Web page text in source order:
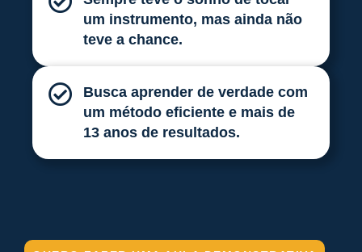
um instrumento, mas ainda não
teve a chance.
Busca aprender de verdade com
um método eficiente e mais de
13 anos de resultados.